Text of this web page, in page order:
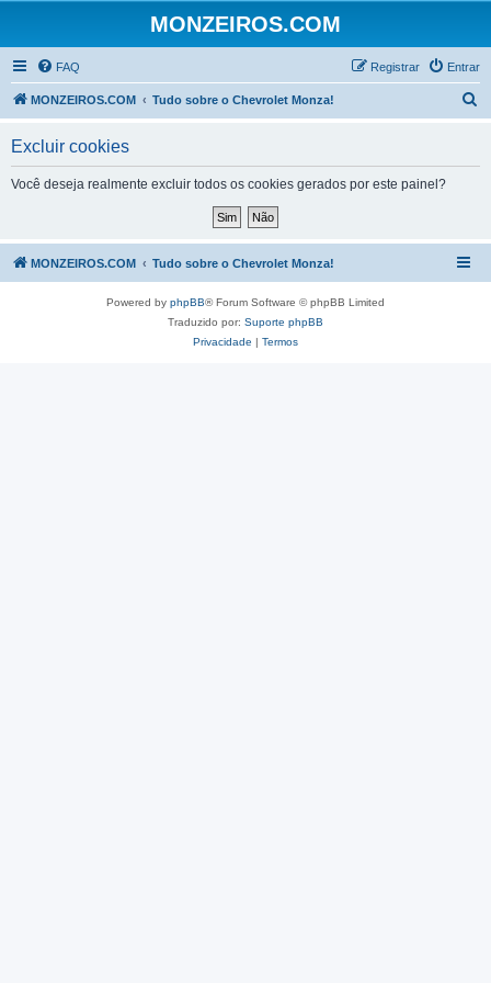
MONZEIROS.COM
FAQ Entrar
Registrar
MONZEIROS.COM Tudo sobre o Chevrolet Monza!
a
Excluir cookies
Você deseja realmente excluir todos os cookies gerados por este painel?
MONZEIROS.COM Tudo sobre o Chevrolet Monza!
Powered by phpBB® Forum Software © phpBB Limited
Traduzido por: Suporte phpBB
Privacidade | Termos